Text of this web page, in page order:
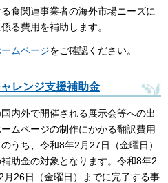
食関連事業者の海外市場ニーズに
る費用を補助します。
ムページをご確認ください。
レンジ支援補助金
内外で開催される展示会等への出
ムページの制作にかかる翻訳費用
うち、令和8年2月27日（金曜日）
助金の対象となります。令和8年2
月26日（金曜日）までに完了する事